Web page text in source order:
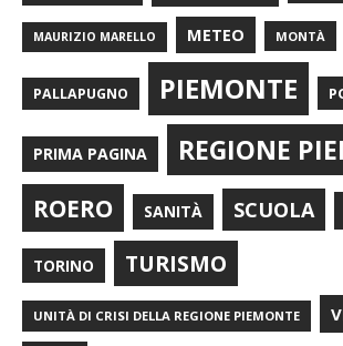
MAURIZIO MARELLO METEO MONTÀ
PALLAPUGNO PIEMONTE
PRIMA PAGINA REGIONE
ROERO SANITÀ SCUOLA
TORINO TURISMO
UNITÀ DI CRISI DELLA REGIONE PIEMONTE